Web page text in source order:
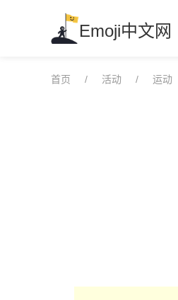
Emoji中文网
首页 活动 运动